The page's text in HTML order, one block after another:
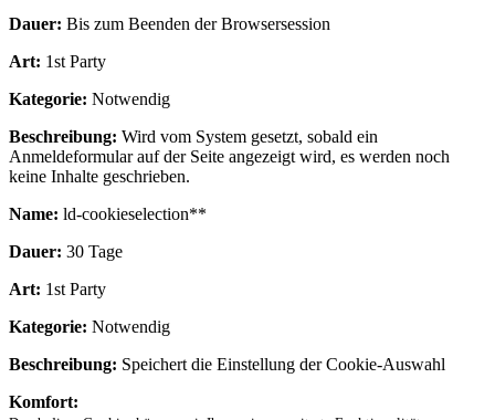
Dauer: Bis zum Beenden der Browsersession
Art: 1st Party
Kategorie: Notwendig
Beschreibung: Wird vom System gesetzt, sobald ein
Anmeldeformular auf der Seite angezeigt wird, es werden noch
keine Inhalte geschrieben.
Name: ld-cookieselection**
Dauer: 30 Tage
Art: 1st Party
Kategorie: Notwendig
Beschreibung: Speichert die Einstellung der Cookie-Auswahl
Komfort: